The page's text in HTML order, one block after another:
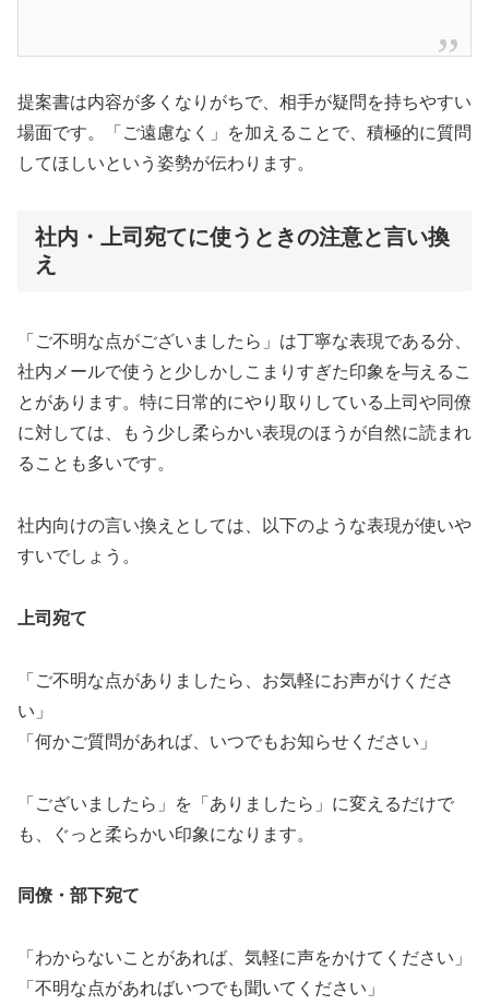
提案書は内容が多くなりがちで、相手が疑問を持ちやすい
場面です。「ご遠慮なく」を加えることで、積極的に質問
してほしいという姿勢が伝わります。
社内・上司宛てに使うときの注意と言い換
え
「ご不明な点がございましたら」は丁寧な表現である分、
社内メールで使うと少しかしこまりすぎた印象を与えるこ
とがあります。特に日常的にやり取りしている上司や同僚
に対しては、もう少し柔らかい表現のほうが自然に読まれ
ることも多いです。
社内向けの言い換えとしては、以下のような表現が使いや
すいでしょう。
上司宛て
「ご不明な点がありましたら、お気軽にお声がけくださ
い」
「何かご質問があれば、いつでもお知らせください」
「ございましたら」を「ありましたら」に変えるだけで
も、ぐっと柔らかい印象になります。
同僚・部下宛て
「わからないことがあれば、気軽に声をかけてください」
「不明な点があればいつでも聞いてください」